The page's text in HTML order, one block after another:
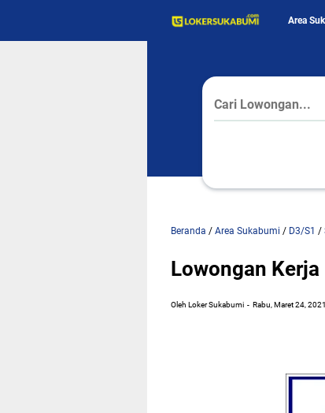
Area
Beranda / Area Sukabumi / D3/S1 /
Lowongan
Oleh Loker Sukabumi Rabu, Maret 24, 2021